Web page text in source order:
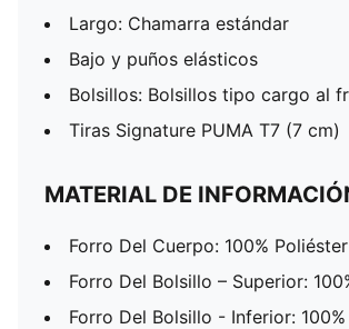
Largo: Chamarra estándar
Bajo y puños elásticos
Bolsillos: Bolsillos tipo cargo al
Tiras Signature PUMA T7 (7 cm)
MATERIAL DE
Forro Del Cuerpo: 100% Poliéster
Forro Del Bolsillo – Superior:
Forro Del Bolsillo - Inferior: